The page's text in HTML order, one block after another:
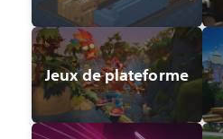
Jeux de plateforme